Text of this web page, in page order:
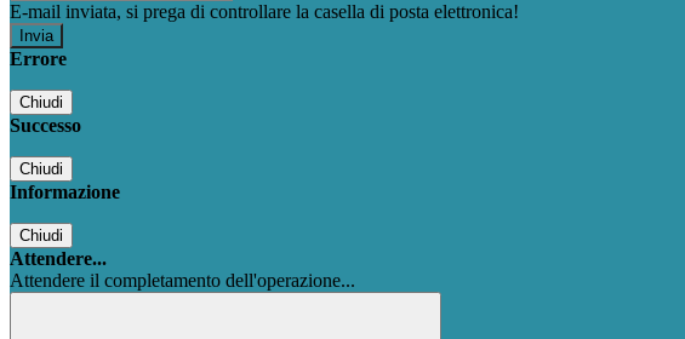
E-mail inviata, si prega di controllare la casella di posta elettronica!
Errore
Chiudi
Successo
Chiudi
Informazione
Chiudi
Attendere...
Attendere il completamento dell'operazione...